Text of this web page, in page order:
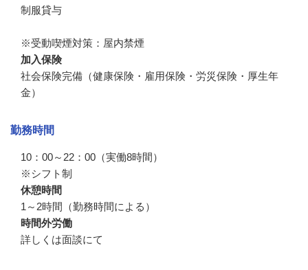
制服貸与
※受動喫煙対策：屋内禁煙
加入保険
社会保険完備（健康保険・雇用保険・労災保険・厚生年
金）
勤務時間
10：00～22：00（実働8時間）
※シフト制
休憩時間
1～2時間（勤務時間による）
時間外労働
詳しくは面談にて